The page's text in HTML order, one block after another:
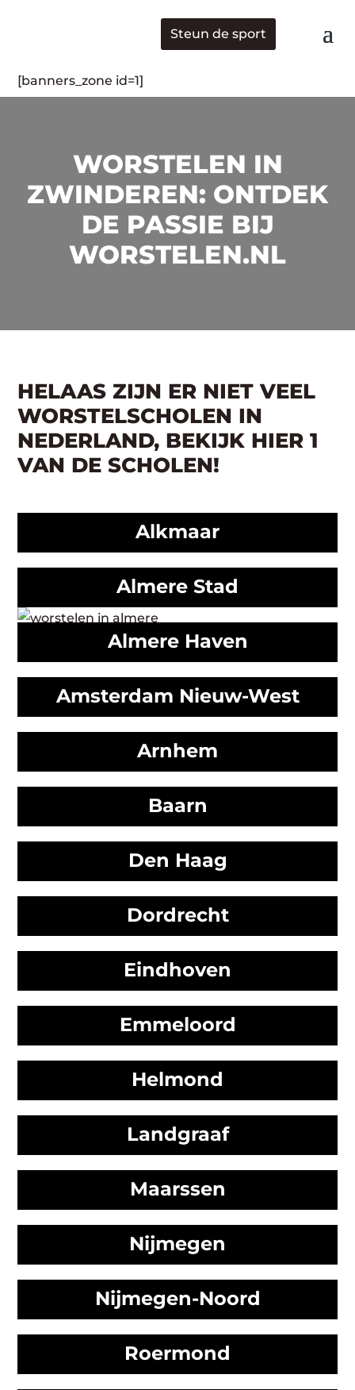
Steun de sport
[banners_zone id=1]
WORSTELEN IN
ZWINDEREN: ONTDEK
DE PASSIE BIJ
WORSTELEN.NL
HELAAS ZIJN ER NIET VEEL
WORSTELSCHOLEN IN
NEDERLAND, BEKIJK HIER 1
VAN DE SCHOLEN!
Alkmaar
Almere Stad
Almere Haven
Amsterdam Nieuw-West
Arnhem
Baarn
Den Haag
Dordrecht
Eindhoven
Emmeloord
Helmond
Landgraaf
Maarssen
Nijmegen
Nijmegen-Noord
Roermond